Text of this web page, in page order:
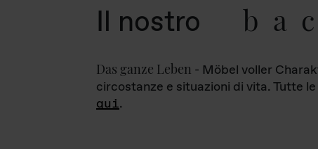
Il nostro
Das ganze Leben - Möbel voller
circostanze e situazioni di vita. Tutte
qui.